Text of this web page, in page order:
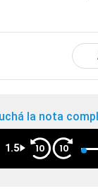
la nota
1.5 10 10